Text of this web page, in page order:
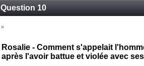
Question 10